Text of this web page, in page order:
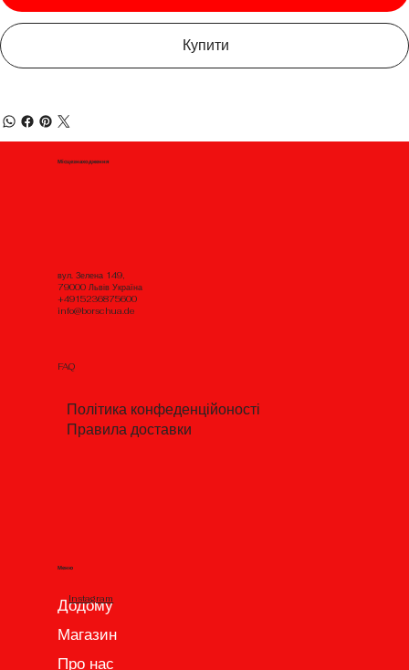
Купити
Місцезнаходження
вул. Зелена 149,
79000 Львів Україна
+4915236875600
info@borschua.de
Меню
Додому
Магазин
Про нас
FAQ
Політика конфеденційоності
Правила доставки
Instagram